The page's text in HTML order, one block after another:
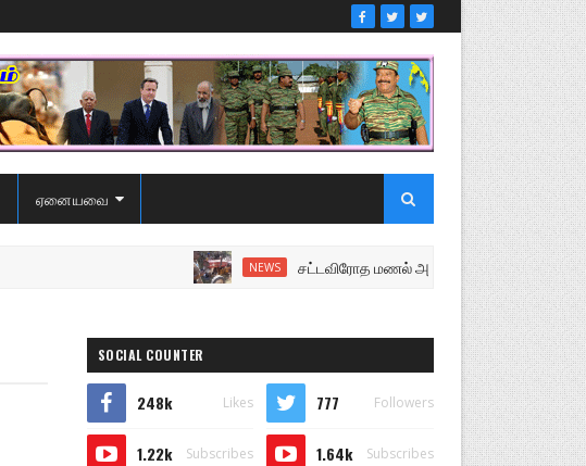
ஏனையவை
NEWS சட்டவிரோத மணல் அகழ்வு விசாரணைக்கு சென்ற
SOCIAL COUNTER
248k Likes 777 Followers
1.22k Subscribes 1.64k Subscribes